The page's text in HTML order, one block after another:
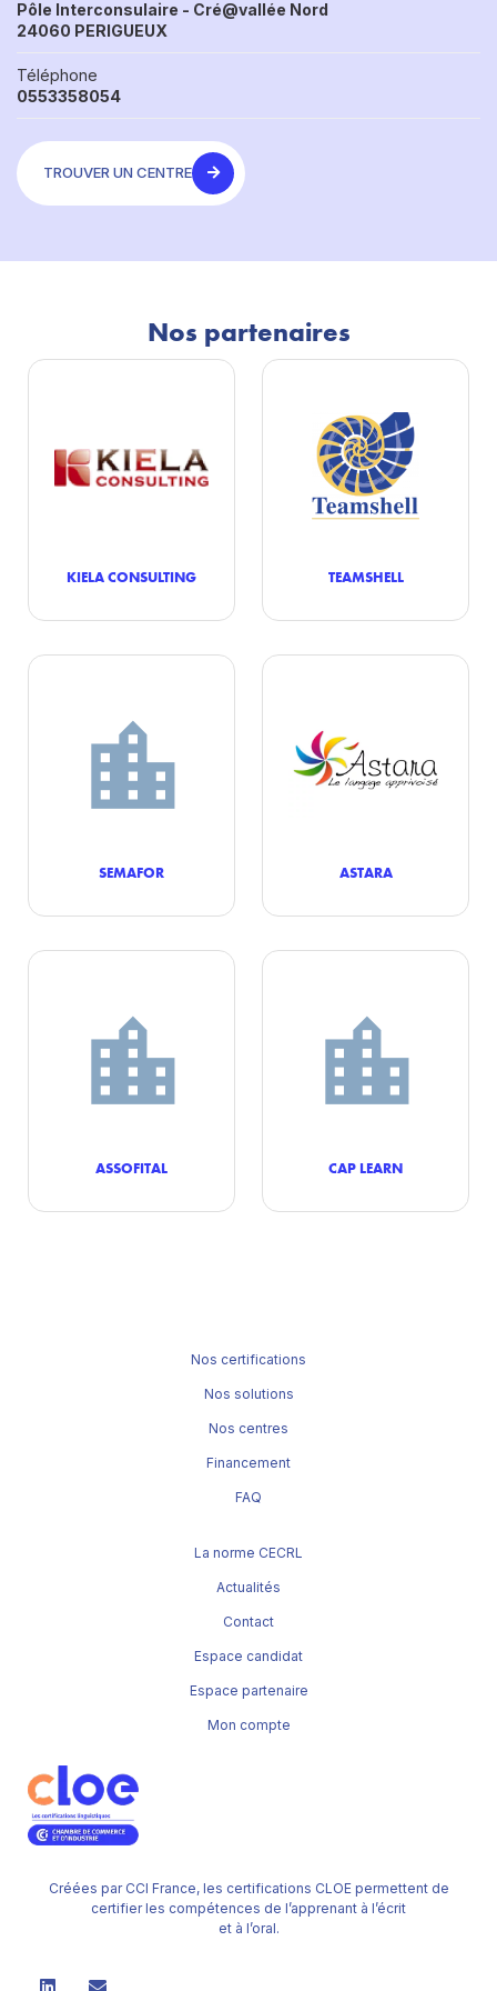
Pôle Interconsulaire - Cré@vallée Nord
24060 PERIGUEUX
Téléphone
0553358054
TROUVER UN CENTRE
Nos partenaires
KIELA CONSULTING TEAMSHELL
SEMAFOR ASTARA
ASSOFITAL CAP LEARN
Créées par CCI France, les certifications CLOE permettent de
certifier les compétences de l’apprenant à l’écrit
et à l’oral.
Nos certifications
Nos solutions
Nos centres
Financement
FAQ
La norme CECRL
Actualités
Contact
Espace candidat
Espace partenaire
Mon compte